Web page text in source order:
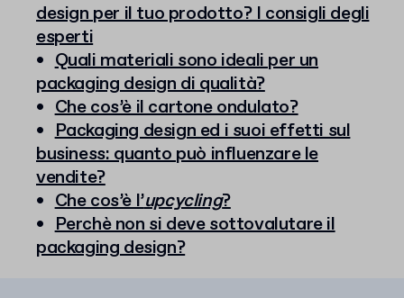
design per il tuo prodotto? I consigli degli
esperti
Quali materiali sono ideali per un
packaging design di qualità?
Che cos’è il cartone ondulato?
Packaging design ed i suoi effetti sul
business: quanto può influenzare le
vendite?
Che cos’è l’upcycling?
Perchè non si deve sottovalutare il
packaging design?